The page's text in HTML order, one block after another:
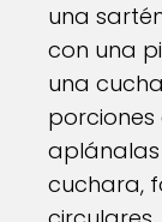
una
con una
una
cuchara,